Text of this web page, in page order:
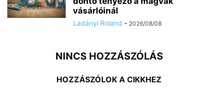
vásárlóinál
Ladányi Roland - 2026/08/08
NINCS HOZZÁSZÓLÁS
HOZZÁSZÓLOK A CIKKHEZ